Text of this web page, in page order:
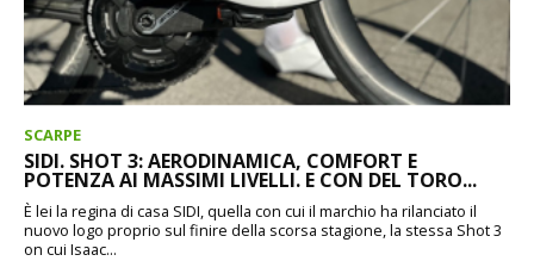
SCARPE
SIDI. SHOT 3: AERODINAMICA, COMFORT E
POTENZA AI MASSIMI LIVELLI. E CON DEL TORO...
È lei la regina di casa SIDI, quella con cui il marchio ha rilanciato il
nuovo logo proprio sul finire della scorsa stagione, la stessa Shot 3
on cui Isaac...